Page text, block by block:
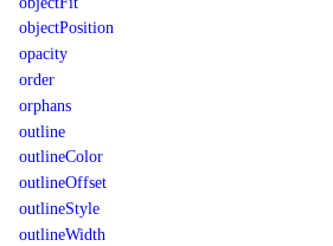
objectPosition
opacity
order
orphans
outline
outlineColor
outlineOffset
outlineStyle
outlineWidth